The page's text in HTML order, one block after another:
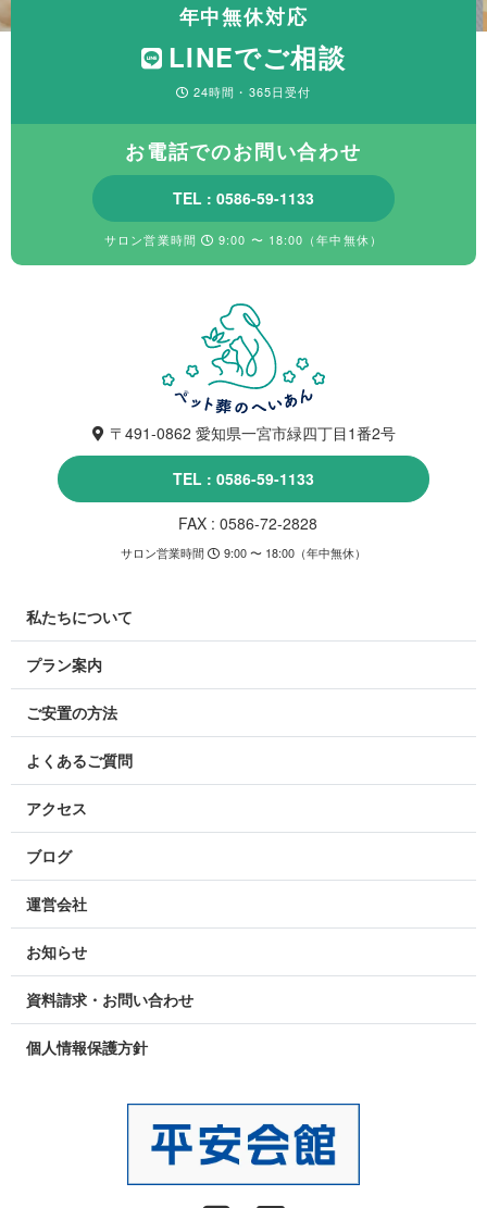
年中無休対応
LINEでご相談
24時間・365日受付
お電話でのお問い合わせ
TEL : 0586-59-1133
サロン営業時間 9:00 〜 18:00（年中無休）
〒491-0862 愛知県一宮市緑四丁目1番2号
TEL : 0586-59-1133
FAX : 0586-72-2828
サロン営業時間 9:00 〜 18:00（年中無休）
私たちについて
プラン案内
ご安置の方法
よくあるご質問
アクセス
ブログ
運営会社
お知らせ
資料請求・お問い合わせ
個人情報保護方針